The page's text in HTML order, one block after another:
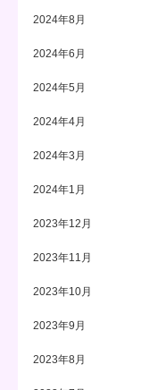
2024年8月
2024年6月
2024年5月
2024年4月
2024年3月
2024年1月
2023年12月
2023年11月
2023年10月
2023年9月
2023年8月